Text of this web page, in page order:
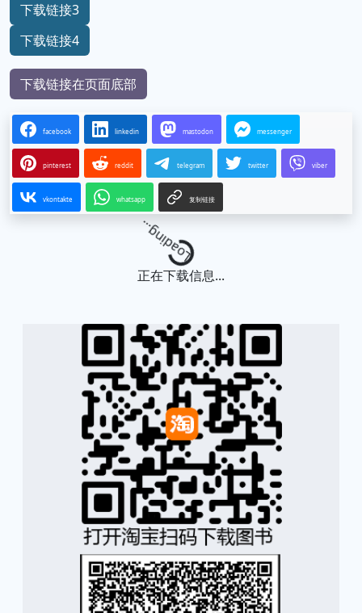
下载链接3
下载链接4
下载链接在页面底部
facebook linkedin mastodon messenger
pinterest reddit telegram twitter viber
vkontakte whatsapp 复制链接
Loading...
正在下载信息...